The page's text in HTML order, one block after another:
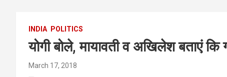
INDIA POLITICS
योगी बोले, मायावती व अखिलेश बताएं
March 17, 2018